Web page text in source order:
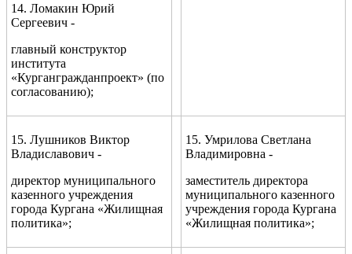
14. Ломакин Юрий
Сергеевич -
главный конструктор
института
«Кургангражданпроект» (по
согласованию);
15. Лушников Виктор
Владиславович -
директор муниципального
казенного учреждения
города Кургана «Жилищная
политика»;
15. Умрилова Светлана
Владимировна -
заместитель директора
муниципального казенного
учреждения города Кургана
«Жилищная политика»;